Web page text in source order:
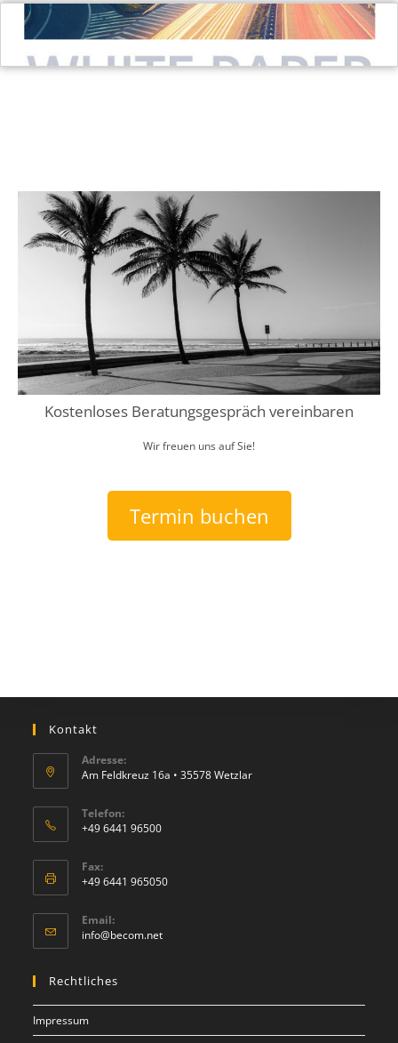
Kostenloses Beratungsgespräch vereinbaren
Wir freuen uns auf Sie!
Termin buchen
Kontakt
Adresse:
Am Feldkreuz 16a • 35578 Wetzlar
Telefon:
+49 6441 96500
Fax:
+49 6441 965050
Email:
info@becom.net
Rechtliches
Impressum